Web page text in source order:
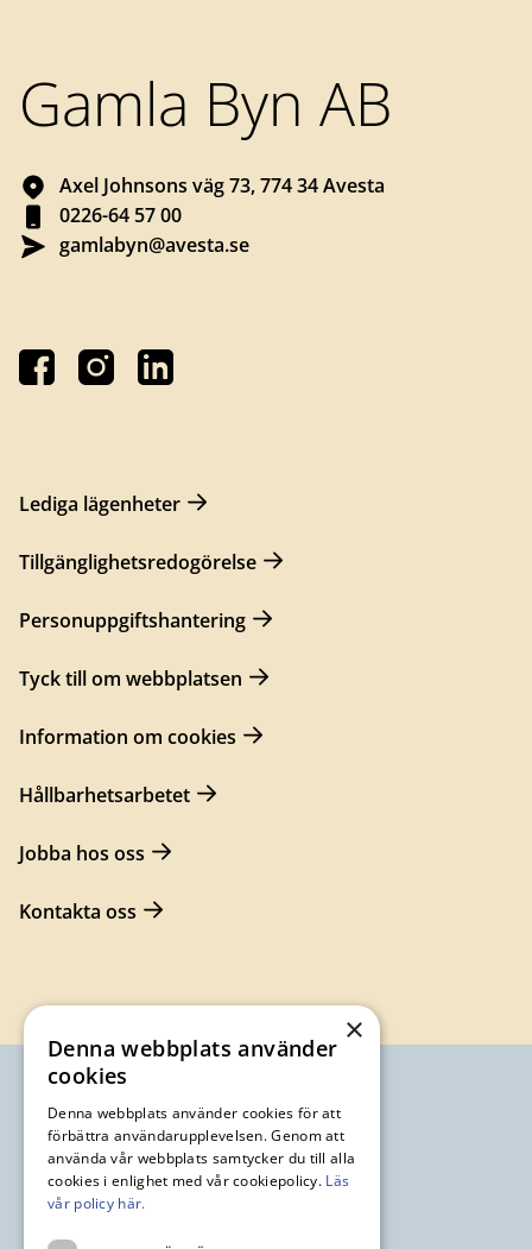
Gamla Byn AB
Axel Johnsons väg 73, 774 34 Avesta
0226-64 57 00
gamlabyn@avesta.se
Lediga lägenheter
Tillgänglighetsredogörelse
Personuppgiftshantering
Tyck till om webbplatsen
Information om cookies
Hållbarhetsarbetet
Jobba hos oss
Kontakta oss
×
Denna webbplats använder
cookies
Denna webbplats använder cookies för att
förbättra användarupplevelsen. Genom att
använda vår webbplats samtycker du till alla
cookies i enlighet med vår cookiepolicy. Läs
vår policy här.